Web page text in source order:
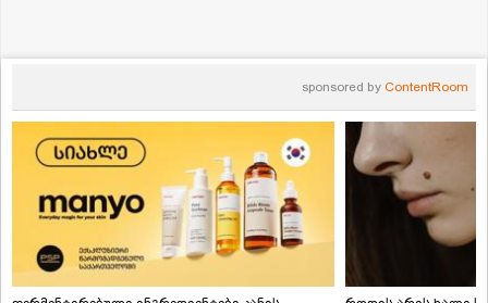
sponsored by ContentRoom